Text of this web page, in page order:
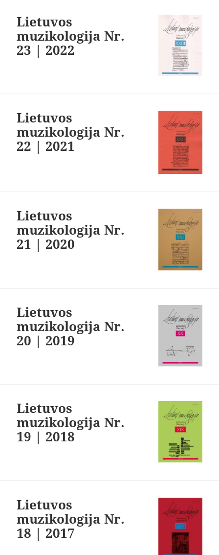
Lietuvos
muzikologija Nr.
23 | 2022
Lietuvos
muzikologija Nr.
22 | 2021
Lietuvos
muzikologija Nr.
21 | 2020
Lietuvos
muzikologija Nr.
20 | 2019
Lietuvos
muzikologija Nr.
19 | 2018
Lietuvos
muzikologija Nr.
18 | 2017